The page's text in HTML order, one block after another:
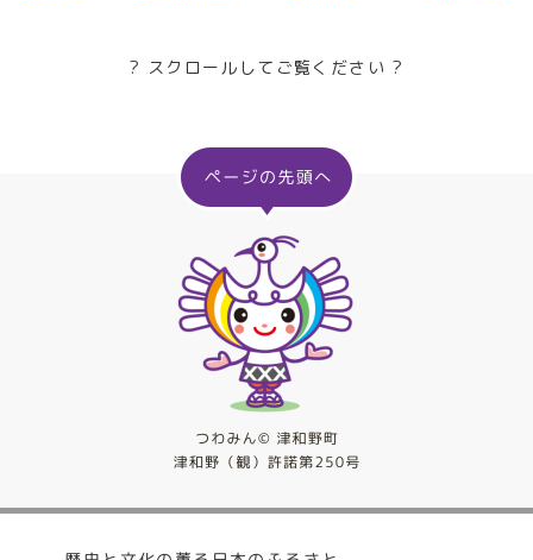
? スクロールしてご覧ください ?